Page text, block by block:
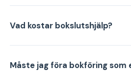
Vad kostar bokslutshjälp?
Måste jag föra bokföring som